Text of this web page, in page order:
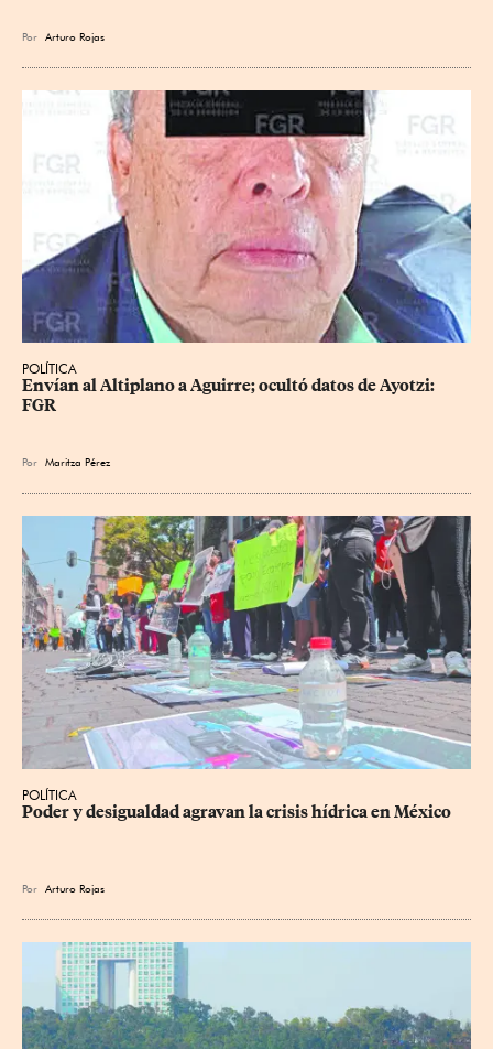
Por Arturo Rojas
POLÍTICA
Envían al Altiplano a Aguirre; ocultó datos de Ayotzi:
FGR
Por Maritza Pérez
POLÍTICA
Poder y desigualdad agravan la crisis hídrica en México
Por Arturo Rojas